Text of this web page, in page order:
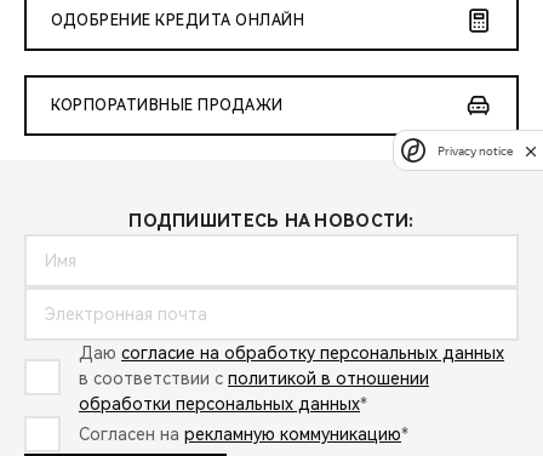
ОДОБРЕНИЕ КРЕДИТА ОНЛАЙН
КОРПОРАТИВНЫЕ ПРОДАЖИ
ПОДПИШИТЕСЬ НА НОВОСТИ:
Даю согласие на обработку персональных данных
в соответствии с политикой в отношении
обработки персональных данных*
Согласен на рекламную коммуникацию*
Privacy notice